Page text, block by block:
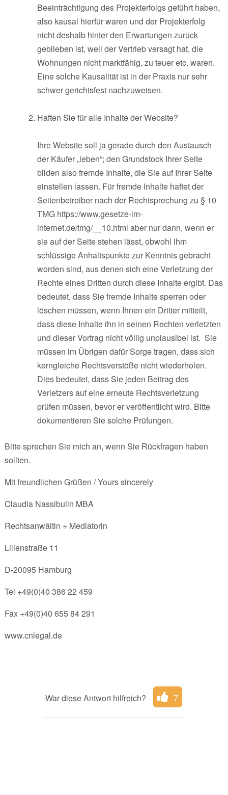
Beeinträchtigung des Projekterfolgs geführt haben,
also kausal hierfür waren und der Projekterfolg
nicht deshalb hinter den Erwartungen zurück
geblieben ist, weil der Vertrieb versagt hat, die
Wohnungen nicht marktfähig, zu teuer etc. waren.
Eine solche Kausalität ist in der Praxis nur sehr
schwer gerichtsfest nachzuweisen.
Haften Sie für alle Inhalte der Website?
Ihre Website soll ja gerade durch den Austausch
der Käufer „leben“; den Grundstock Ihrer Seite
bilden also fremde Inhalte, die Sie auf Ihrer Seite
einstellen lassen. Für fremde Inhalte haftet der
Seitenbetreiber nach der Rechtsprechung zu § 10
TMG https://www.gesetze-im-
internet.de/tmg/__10.html aber nur dann, wenn er
sie auf der Seite stehen lässt, obwohl ihm
schlüssige Anhaltspunkte zur Kenntnis gebracht
worden sind, aus denen sich eine Verletzung der
Rechte eines Dritten durch diese Inhalte ergibt. Das
bedeutet, dass Sie fremde Inhalte sperren oder
löschen müssen, wenn Ihnen ein Dritter mitteilt,
dass diese Inhalte ihn in seinen Rechten verletzten
und dieser Vortrag nicht völlig unplausibel ist. Sie
müssen im Übrigen dafür Sorge tragen, dass sich
kerngleiche Rechtsverstöße nicht wiederholen.
Dies bedeutet, dass Sie jeden Beitrag des
Verletzers auf eine erneute Rechtsverletzung
prüfen müssen, bevor er veröffentlicht wird. Bitte
dokumentieren Sie solche Prüfungen.
Bitte sprechen Sie mich an, wenn Sie Rückfragen haben
sollten.
Mit freundlichen Grüßen / Yours sincerely
Claudia Nassibulin MBA
Rechtsanwältin + Mediatorin
Lilienstraße 11
D-20095 Hamburg
Tel +49(0)40 386 22 459
Fax +49(0)40 655 84 291
www.cnlegal.de
War diese Antwort hilfreich? 7